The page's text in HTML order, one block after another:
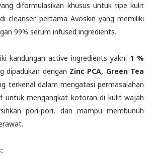
diformulasikan khusus untuk tipe kulit
cleanser pertama Avoskin yang memiliki
99% serum infused ingredients.
kandungan active ingredients yakni 1 %
dipadukan dengan Zinc PCA, Green Tea
terkenal dalam mengatasi permasalahan
untuk mengangkat kotoran di kulit wajah
pori-pori, dan mampu membunuh